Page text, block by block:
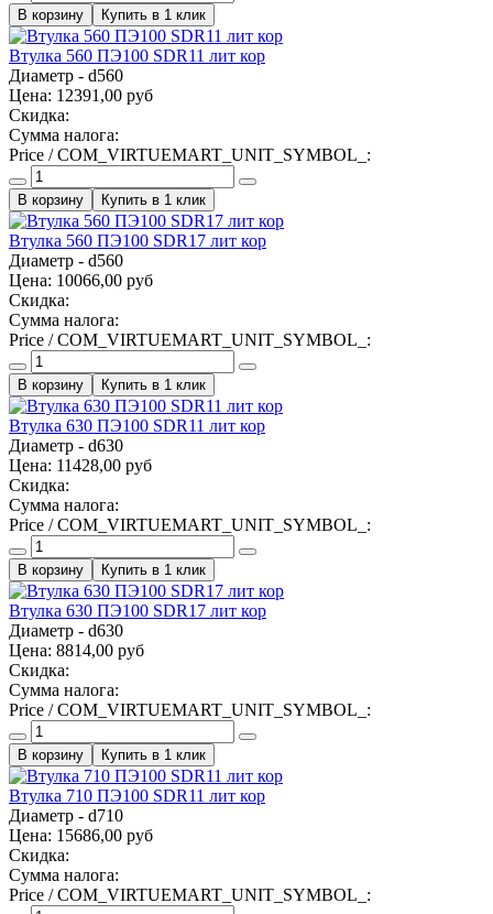
Купить в 1 клик
Втулка 560 ПЭ100 SDR11 лит кор
Диаметр - d560
Цена: 12391,00 руб
Скидка:
Сумма налога:
Price / COM_VIRTUEMART_UNIT_SYMBOL_:
Купить в 1 клик
Втулка 560 ПЭ100 SDR17 лит кор
Диаметр - d560
Цена: 10066,00 руб
Скидка:
Сумма налога:
Price / COM_VIRTUEMART_UNIT_SYMBOL_:
Купить в 1 клик
Втулка 630 ПЭ100 SDR11 лит кор
Диаметр - d630
Цена: 11428,00 руб
Скидка:
Сумма налога:
Price / COM_VIRTUEMART_UNIT_SYMBOL_:
Купить в 1 клик
Втулка 630 ПЭ100 SDR17 лит кор
Диаметр - d630
Цена: 8814,00 руб
Скидка:
Сумма налога:
Price / COM_VIRTUEMART_UNIT_SYMBOL_:
Купить в 1 клик
Втулка 710 ПЭ100 SDR11 лит кор
Диаметр - d710
Цена: 15686,00 руб
Скидка:
Сумма налога:
Price / COM_VIRTUEMART_UNIT_SYMBOL_: